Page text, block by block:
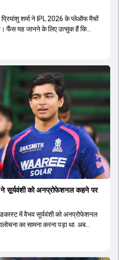
शर्मा ने IPL 2026 के प्लेऑफ मैचों
है। फैंस यह जानने के लिए उत्सुक हैं कि
इस पर BCCI सचिव देवजीत
में प्लेऑफ के वेन्यू और तारीखों का ऐलान
वेपिंग कंट्रोवर्सी पर भी बात की। देवजीत
करने वाली टीमों पर लगाम कसने के
है। उन्होंने बताया कि बोर्ड प्रोटोकॉल और
पालन नहीं करेंगी, उनके खिलाफ कार्रवाई
के ऐलान के दौरान मीडिया से बातचीत में
ने सूर्यवंशी को अनप्रोफेशनल कहने पर
में वैभव सूर्यवंशी को अनप्रोफेशनल
का सामना करना पड़ा था. अब
बल्लेबाज ने इस बारे में बात की है.